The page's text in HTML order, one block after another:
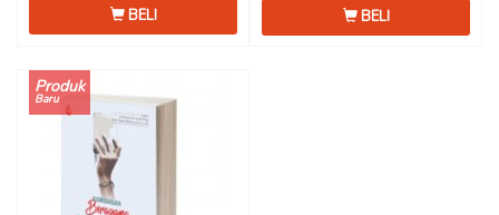
BELI BELI
Produk
Baru